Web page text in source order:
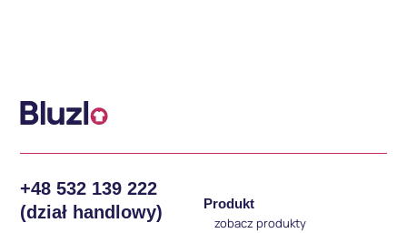
+48 532 139 222
(dział handlowy)
Produkt
zobacz produkty